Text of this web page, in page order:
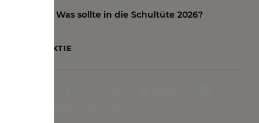
Was sollte in die Schultüte 2026?
AKTIE